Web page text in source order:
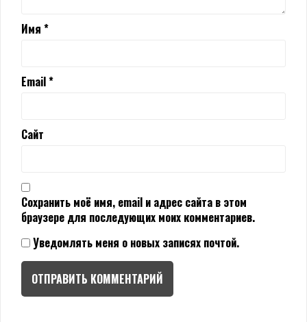
Имя *
Email*
Сайт
Сохранить моё имя, email и адрес сайта в этом
браузере для последующих моих комментариев.
Уведомлять меня о новых записях почтой.